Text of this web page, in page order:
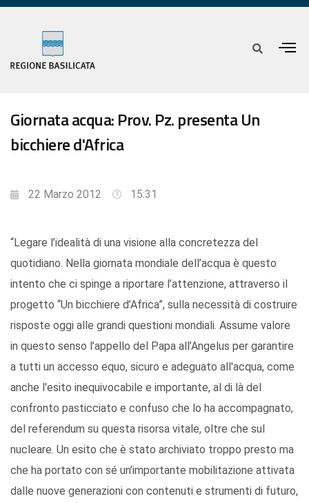
Giornata acqua: Prov. Pz. presenta Un
bicchiere d'Africa
22 Marzo 2012 15:31
“Legare l’idealità di una visione alla concretezza del
quotidiano. Nella giornata mondiale dell’acqua è questo
intento che ci spinge a riportare l’attenzione, attraverso il
progetto “Un bicchiere d’Africa”, sulla necessità di costruire
risposte oggi alle grandi questioni mondiali. Assume valore
in questo senso l’appello del Papa all’Angelus per garantire
a tutti un accesso equo, sicuro e adeguato all'acqua, come
anche l'esito inequivocabile e importante, al di là del
confronto pasticciato e confuso che lo ha accompagnato,
del referendum su questa risorsa vitale, oltre che sul
nucleare. Un esito che è stato archiviato troppo presto ma
che ha portato con sé un’importante mobilitazione attivata
dalle nuove generazioni con contenuti e strumenti di futuro,